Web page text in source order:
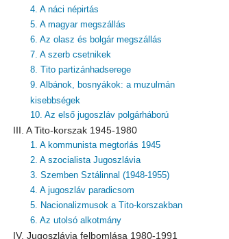
4. A náci népirtás
5. A magyar megszállás
6. Az olasz és bolgár megszállás
7. A szerb csetnikek
8. Tito partizánhadserege
9. Albánok, bosnyákok: a muzulmán
kisebbségek
10. Az első jugoszláv polgárháború
III. A Tito-korszak 1945-1980
1. A kommunista megtorlás 1945
2. A szocialista Jugoszlávia
3. Szemben Sztálinnal (1948-1955)
4. A jugoszláv paradicsom
5. Nacionalizmusok a Tito-korszakban
6. Az utolsó alkotmány
IV. Jugoszlávia felbomlása 1980-1991